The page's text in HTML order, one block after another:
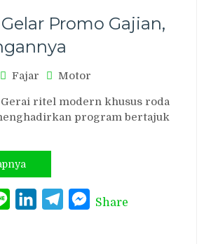
Promo Gajian,
Fajar Motor
ritel modern khusus roda
program bertajuk
Line LinkedInTelegramMessenger
Share